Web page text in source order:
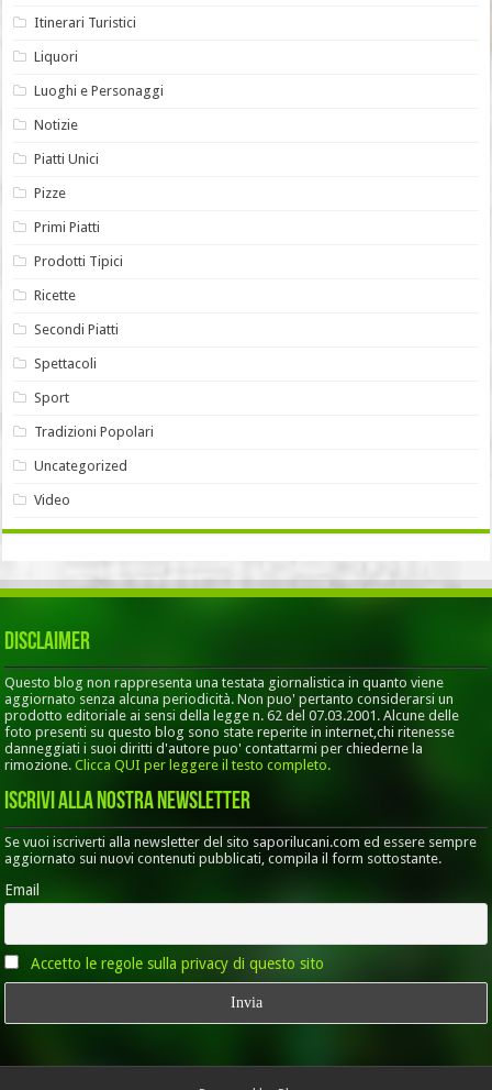
Itinerari Turistici
Liquori
Luoghi e Personaggi
Notizie
Piatti Unici
Pizze
Primi Piatti
Prodotti Tipici
Ricette
Secondi Piatti
Spettacoli
Sport
Tradizioni Popolari
Uncategorized
Video
Disclaimer
Questo blog non rappresenta una testata giornalistica in quanto viene
aggiornato senza alcuna periodicità. Non puo' pertanto considerarsi un
prodotto editoriale ai sensi della legge n. 62 del 07.03.2001. Alcune delle
foto presenti su questo blog sono state reperite in internet,chi ritenesse
danneggiati i suoi diritti d'autore puo' contattarmi per chiederne la
rimozione.Clicca QUI per leggere il testo completo.
Iscrivi alla nostra Newsletter
Se vuoi iscriverti alla newsletter del sito saporilucani.com ed essere sempre
aggiornato sui nuovi contenuti pubblicati, compila il form sottostante.
Email
Accetto le regole sulla privacy di questo sito